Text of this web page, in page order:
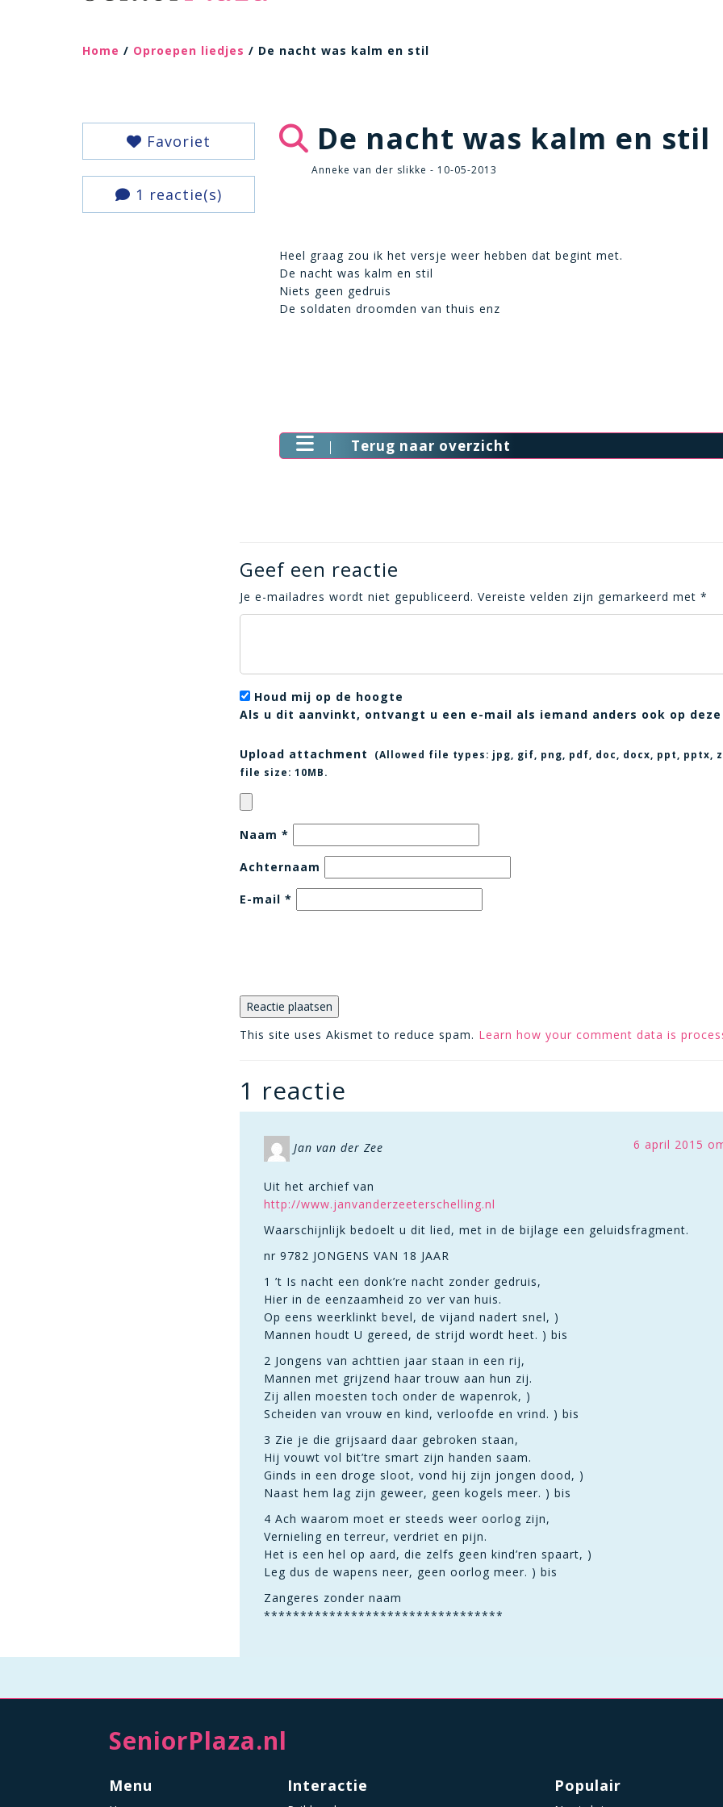
Home / Oproepen liedjes / De nacht was kalm en stil
Favoriet
1 reactie(s)
De nacht was kalm en stil
Anneke van der slikke - 10-05-2013
Heel graag zou ik het versje weer hebben dat begint met.
De nacht was kalm en stil
Niets geen gedruis
De soldaten droomden van thuis enz
Terug naar overzicht
Geef een reactie
Je e-mailadres wordt niet gepubliceerd. Vereiste velden zijn gemarkeerd met *
Houd mij op de hoogte
Als u dit aanvinkt, ontvangt u een e-mail als iemand anders ook op
Upload attachment (Allowed file types: jpg, gif, png, pdf, doc, docx, ppt, pptx,
file size: 10MB.
Naam *
Achternaam
E-mail *
This site uses Akismet to reduce spam. Learn how your comment data is
1 reactie
Jan van der Zee 6 april 2015
Uit het archief van
http://www.janvanderzeeterschelling.nl
Waarschijnlijk bedoelt u dit lied, met in de bijlage een geluidsfragment.
nr 9782 JONGENS VAN 18 JAAR
1 ’t Is nacht een donk’re nacht zonder gedruis,
Hier in de eenzaamheid zo ver van huis.
Op eens weerklinkt bevel, de vijand nadert snel, )
Mannen houdt U gereed, de strijd wordt heet. ) bis
2 Jongens van achttien jaar staan in een rij,
Mannen met grijzend haar trouw aan hun zij.
Zij allen moesten toch onder de wapenrok, )
Scheiden van vrouw en kind, verloofde en vrind. ) bis
3 Zie je die grijsaard daar gebroken staan,
Hij vouwt vol bit’tre smart zijn handen saam.
Ginds in een droge sloot, vond hij zijn jongen dood, )
Naast hem lag zijn geweer, geen kogels meer. ) bis
4 Ach waarom moet er steeds weer oorlog zijn,
Vernieling en terreur, verdriet en pijn.
Het is een hel op aard, die zelfs geen kind’ren spaart, )
Leg dus de wapens neer, geen oorlog meer. ) bis
Zangeres zonder naam
*********************************
SeniorPlaza.nl
Menu Interactie Populair